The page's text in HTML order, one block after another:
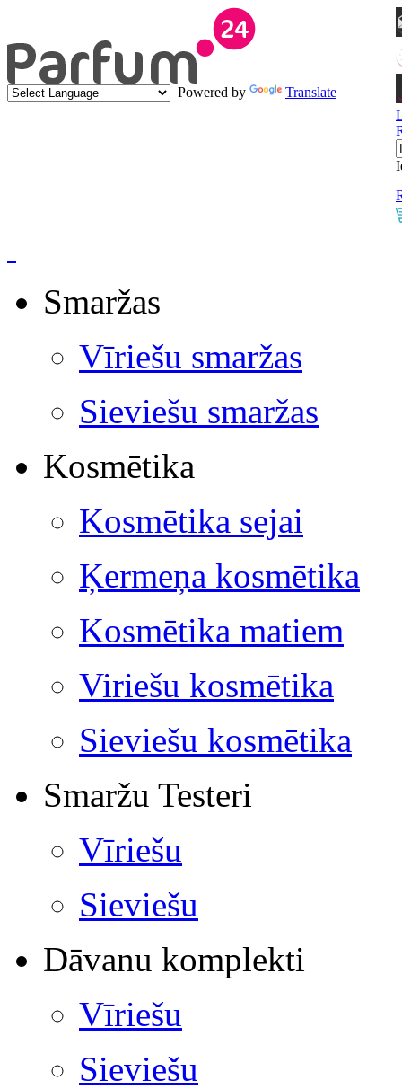
Powered by
Translate
Smaržas
Vīriešu smaržas
Sieviešu smaržas
Kosmētika
Kosmētika sejai
Ķermeņa kosmētika
Kosmētika matiem
Viriešu kosmētika
Sieviešu kosmētika
Smaržu Testeri
Vīriešu
Sieviešu
Dāvanu komplekti
Vīriešu
Sieviešu